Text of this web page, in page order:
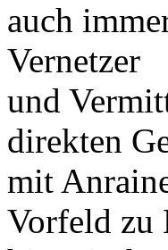
auch
Vernetzer
und
direkten
mit
Vorfeld zu